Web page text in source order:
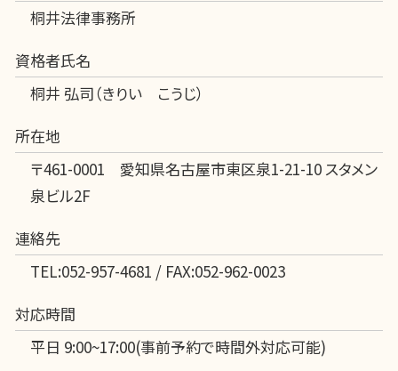
桐井法律事務所
資格者氏名
桐井 弘司（きりい こうじ）
所在地
〒461-0001 愛知県名古屋市東区泉1-21-10 スタメン
泉ビル2F
連絡先
TEL:052-957-4681 / FAX:052-962-0023
対応時間
平日 9:00~17:00(事前予約で時間外対応可能)